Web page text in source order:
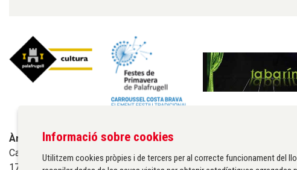
Àrea de cultura de l'Ajuntament de Palafrugell
Carrer Santa Margarida, 1
17200 Palafrugell
Informació sobre cookies
Utilitzem cookies pròpies i de tercers per al correcte funcionament del